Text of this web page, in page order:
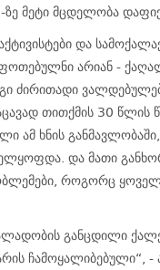
ზე მეტი მცდელობა
და
არიან -
ძირითადი
თითქმის 30 წლის
ამ ხნის
და მათი
როგორც
განცდილი
ჩამოყალიბებული“, -